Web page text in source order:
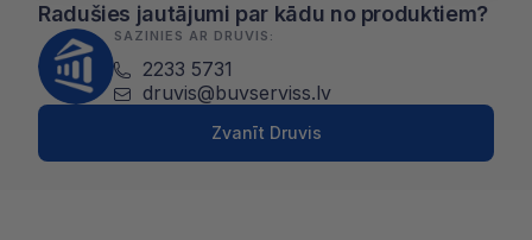
Radušies jautājumi par kādu no produktiem?
SAZINIES AR DRUVIS:
2233 5731
druvis@buvserviss.lv
Zvanīt Druvis